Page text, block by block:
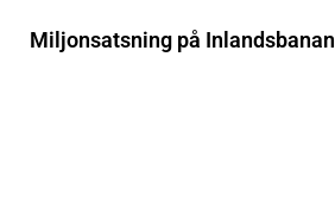
Miljonsatsning på Inlandsbanan